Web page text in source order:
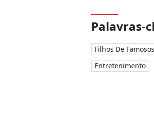
Palavras-
Filhos De Famosos
Entretenimento